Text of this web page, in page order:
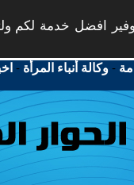
افضل خدمة لكم
-وكالة أنباء المرأة -